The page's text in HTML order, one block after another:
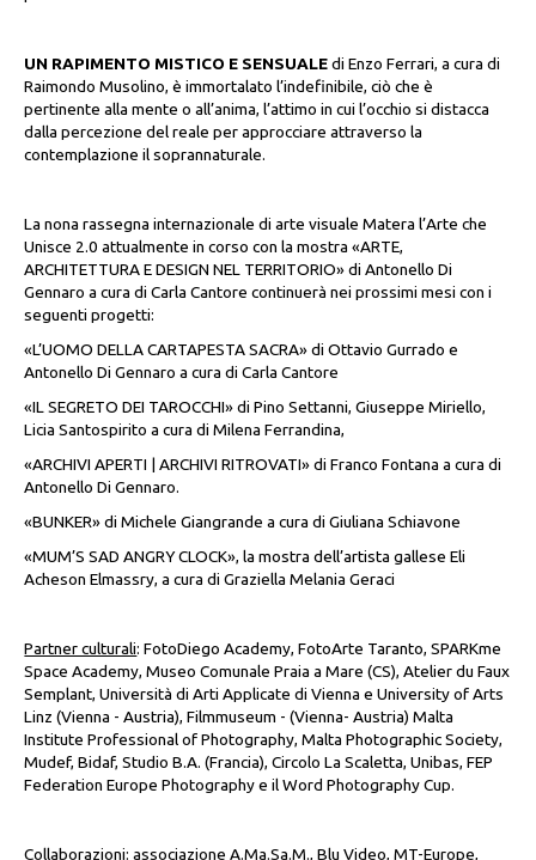
UN RAPIMENTO MISTICO E SENSUALEdi Enzo Ferrari, a cura di
Raimondo Musolino, è immortalato l’indefinibile, ciò che è
pertinente alla mente o all’anima, l’attimo in cui l’occhio si distacca
dalla percezione del reale per approcciare attraverso la
contemplazione il soprannaturale.
La nona rassegna internazionale di arte visuale Matera l’Arte che
Unisce 2.0 attualmente in corso con la mostra «ARTE,
ARCHITETTURA E DESIGN NEL TERRITORIO» di Antonello Di
Gennaro a cura di Carla Cantore continuerà nei prossimi mesi con i
seguenti progetti:
«L’UOMO DELLA CARTAPESTA SACRA» di Ottavio Gurrado e
Antonello Di Gennaro a cura di Carla Cantore
«IL SEGRETO DEI TAROCCHI» di Pino Settanni, Giuseppe Miriello,
Licia Santospirito a cura di Milena Ferrandina,
«ARCHIVI APERTI | ARCHIVI RITROVATI» di Franco Fontana a cura di
Antonello Di Gennaro.
«BUNKER» di Michele Giangrande a cura di Giuliana Schiavone
«MUM’S SAD ANGRY CLOCK», la mostra dell’artista gallese Eli
Acheson Elmassry, a cura di Graziella Melania Geraci
Partner culturali: FotoDiego Academy, FotoArte Taranto, SPARKme
Space Academy, Museo Comunale Praia a Mare (CS), Atelier du Faux
Semplant, Università di Arti Applicate di Vienna e University of Arts
Linz (Vienna - Austria), Filmmuseum - (Vienna- Austria) Malta
Institute Professional of Photography, Malta Photographic Society,
Mudef, Bidaf, Studio B.A. (Francia), Circolo La Scaletta, Unibas, FEP
Federation Europe Photography e il Word Photography Cup.
Collaborazioni: associazione A.Ma.Sa.M., Blu Video, MT-Europe,